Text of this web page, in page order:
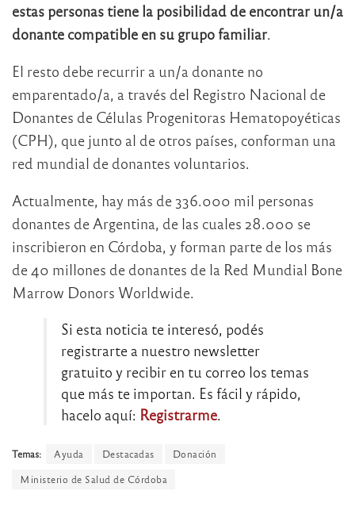
estas personas tiene la posibilidad de encontrar un/a
donante compatible en su grupo familiar.
El resto debe recurrir a un/a donante no
emparentado/a, a través del Registro Nacional de
Donantes de Células Progenitoras Hematopoyéticas
(CPH), que junto al de otros países, conforman una
red mundial de donantes voluntarios.
Actualmente, hay más de 336.000 mil personas
donantes de Argentina, de las cuales 28.000 se
inscribieron en Córdoba, y forman parte de los más
de 40 millones de donantes de la Red Mundial Bone
Marrow Donors Worldwide.
Si esta noticia te interesó, podés
registrarte a nuestro newsletter
gratuito y recibir en tu correo los temas
que más te importan. Es fácil y rápido,
hacelo aquí: Registrarme.
Temas: Ayuda Destacadas
Donación
Ministerio de Salud de Córdoba